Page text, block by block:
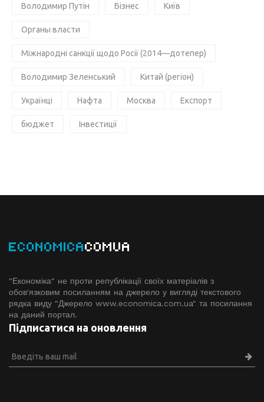
Володимир Путін Бізнес Київ
Органы власти
Міжнародні санкції щодо Росії (2014—дотепер)
Володимир Зеленський Китай (регіон)
Українці Нафта Москва Експорт
бюджет Інвестиції
ECONOMICACOMUA
"Економіка" не проти републікації своїх матеріалів з
обов'язковим посиланням на джерело у вигляді текстового
рядка виду "Джерело www.economiсa.com.ua" та посилання
на даний портал.
Підписатися на оновлення